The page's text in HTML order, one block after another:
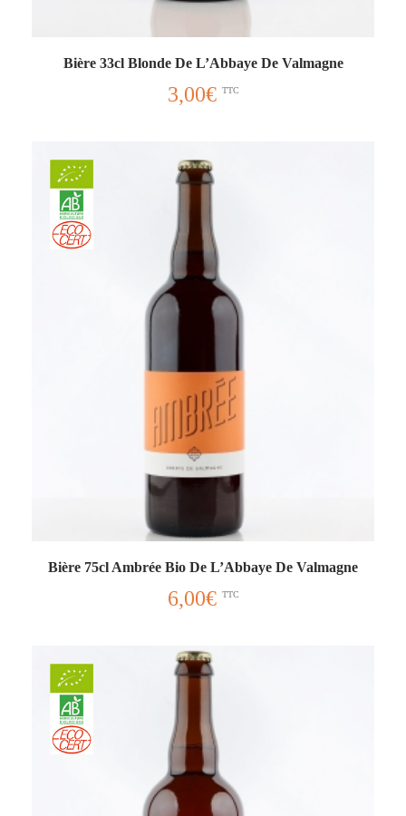
Bière 33cl Blonde De L’Abbaye De Valmagne
3,00€ TTC
Bière 75cl Ambrée Bio De L’Abbaye De Valmagne
6,00€ TTC